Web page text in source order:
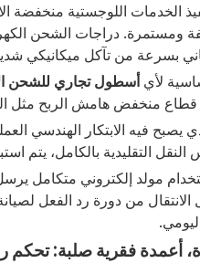
الخدمات اللوجستية منخفضة
بسرعة من تآكل ميكانيكي
لأيأسطول تجاري للشحن
منخفض هامش الربح مثل
يصبح فيه الابتكار الهندسي
التقليدية بالكامل، يتم
الانتقال من دورة رد الفعل
فقرية صلبة: تحكم